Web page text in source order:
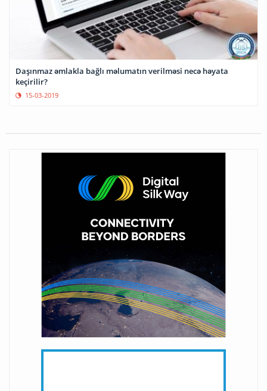
Daşınmaz əmlakla bağlı məlumatın verilməsi necə həyata
keçirilir?
15-03-2019